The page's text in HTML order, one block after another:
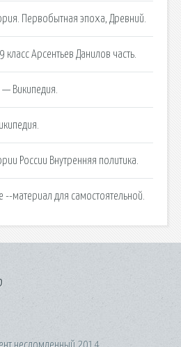
Первобытная эпоха, Древний.
Арсентьев Данилов часть.
Википедия.
России Внутренняя политика.
--материал для самостоятельной.
несломленный 2014